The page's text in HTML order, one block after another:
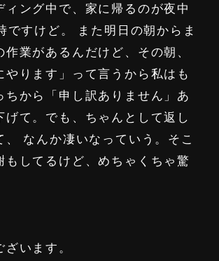
ィング中で、家に帰るのが夜中
ですけど。 また明日の朝からま
業があるんだけど、その朝、
やります」って言うから私はも
ちから「申し訳ありません」あ
げて。でも、ちゃんとして返し
、 なんか凄いなっていう。そこ
もしてるけど、めちゃくちゃ驚
います。